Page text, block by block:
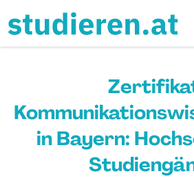
in Bayern: